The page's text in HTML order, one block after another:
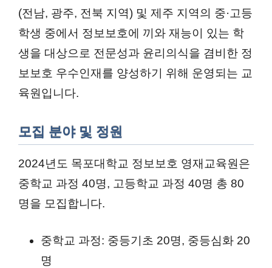
(전남, 광주, 전북 지역) 및 제주 지역의 중·고등
학생 중에서 정보보호에 끼와 재능이 있는 학
생을 대상으로 전문성과 윤리의식을 겸비한 정
보보호 우수인재를 양성하기 위해 운영되는 교
육원입니다.
모집 분야 및 정원
2024년도 목포대학교 정보보호 영재교육원은
중학교 과정 40명, 고등학교 과정 40명 총 80
명을 모집합니다.
중학교 과정: 중등기초 20명, 중등심화 20
명